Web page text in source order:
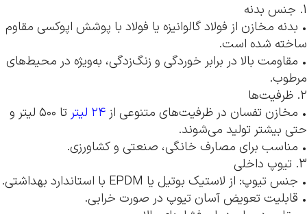
1. جنس بدنه
• بدنه مخازن از فولاد گالوانیزه یا فولاد با پوشش اپوکسی مقاوم
ساخته شده است.
• مقاومت بالا در برابر خوردگی و زنگ‌زدگی، به‌ویژه در محیط‌های
مرطوب.
2. ظرفیت‌ها
• مخازن تفسان در ظرفیت‌های متنوعی از ۲۴ لیتر
تا ۵۰۰ لیتر و
حتی بیشتر تولید می‌شوند.
• مناسب برای مصارف خانگی، صنعتی و کشاورزی.
3. تیوپ داخلی
• جنس تیوپ: از لاستیک بوتیل یا EPDM با استاندارد بهداشتی.
• قابلیت تعویض آسان تیوپ در صورت خرابی.